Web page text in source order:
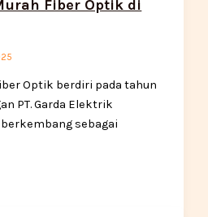
Fiber Optik di
Optik berdiri pada tahun
PT. Garda Elektrik
sebagai